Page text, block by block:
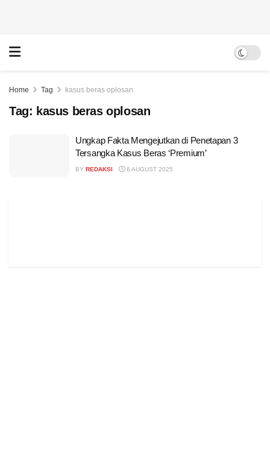
Home Tag kasus beras oplosan
Tag: kasus beras oplosan
Ungkap Fakta Mengejutkan di Penetapan 3
Tersangka Kasus Beras ‘Premium’
BY REDAKSI 6 AUGUST 2025